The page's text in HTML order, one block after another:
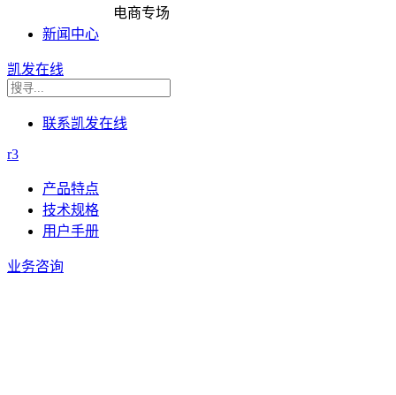
电商专场
新闻中心
凯发在线
联系凯发在线
r3
产品特点
技术规格
用户手册
业务咨询